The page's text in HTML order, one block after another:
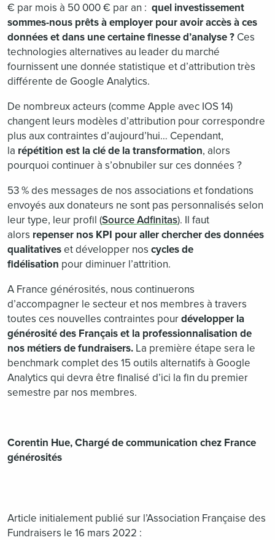
€ par mois à 50 000 € par an : quel investissement
sommes-nous prêts à employer pour avoir accès à ces
données et dans une certaine finesse d’analyse ? Ces
technologies alternatives au leader du marché
fournissent une donnée statistique et d’attribution très
différente de Google Analytics.
De nombreux acteurs (comme Apple avec IOS 14)
changent leurs modèles d’attribution pour correspondre
plus aux contraintes d’aujourd’hui… Cependant,
la répétition est la clé de la transformation, alors
pourquoi continuer à s’obnubiler sur ces données ?
53 % des messages de nos associations et fondations
envoyés aux donateurs ne sont pas personnalisés selon
leur type, leur profil (Source Adfinitas). Il faut
alors repenser nos KPI pour aller chercher des données
qualitativeset développer nos cycles de
fidélisation pour diminuer l’attrition.
A France générosités, nous continuerons
d’accompagner le secteur et nos membres à travers
toutes ces nouvelles contraintes pourdévelopper la
générosité des Français et la professionnalisation de
nos métiers de fundraisers. La première étape sera le
benchmark complet des 15 outils alternatifs à Google
Analytics qui devra être finalisé d’ici la fin du premier
semestre par nos membres.
Corentin Hue, Chargé de communication chez France
générosités
Article initialement publié sur l’Association Française des
Fundraisers le 16 mars 2022 :